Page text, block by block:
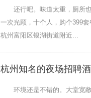
还行吧。味道太重，厕所也
一次光顾，十个人，购个399
杭州富阳区银湖街道附近...
杭州知名的夜场招聘
环境还是不错的。大堂宽敞